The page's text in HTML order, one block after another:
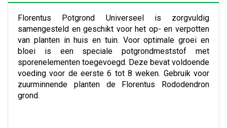
Florentus Potgrond Universeel is zorgvuldig
samengesteld en geschikt voor het op- en verpotten
van planten in huis en tuin. Voor optimale groei en
bloei is een speciale potgrondmeststof met
sporenelementen toegevoegd. Deze bevat voldoende
voeding voor de eerste 6 tot 8 weken. Gebruik voor
zuurminnende planten de Florentus Rododendron
grond.